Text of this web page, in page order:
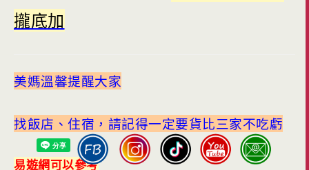
攏底加
美媽溫馨提醒大家
找飯店、住宿，請記得一定要貨比三家不吃虧
易遊網可以參考